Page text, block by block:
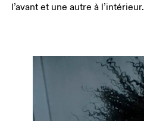
l’avant et une autre à l’intérieur.